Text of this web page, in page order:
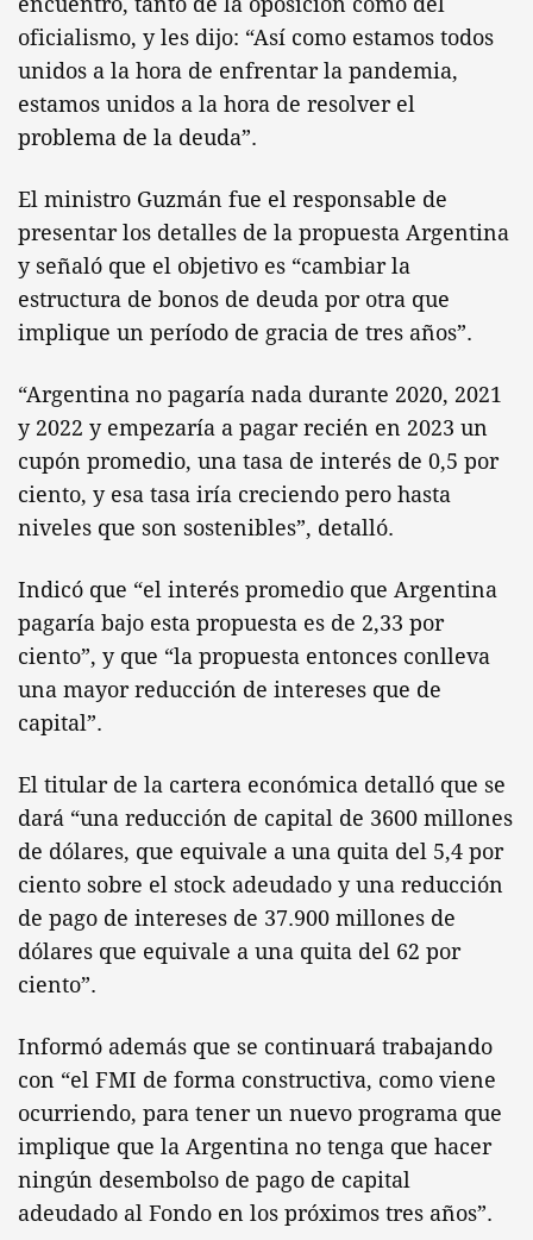
oficialismo, y les dijo: “Así como estamos todos
unidos a la hora de enfrentar la pandemia,
estamos unidos a la hora de resolver el
problema de la deuda”.
El ministro Guzmán fue el responsable de
presentar los detalles de la propuesta Argentina
y señaló que el objetivo es “cambiar la
estructura de bonos de deuda por otra que
implique un período de gracia de tres años”.
“Argentina no pagaría nada durante 2020, 2021
y 2022 y empezaría a pagar recién en 2023 un
cupón promedio, una tasa de interés de 0,5 por
ciento, y esa tasa iría creciendo pero hasta
niveles que son sostenibles”, detalló.
Indicó que “el interés promedio que Argentina
pagaría bajo esta propuesta es de 2,33 por
ciento”, y que “la propuesta entonces conlleva
una mayor reducción de intereses que de
capital”.
El titular de la cartera económica detalló que se
dará “una reducción de capital de 3600 millones
de dólares, que equivale a una quita del 5,4 por
ciento sobre el stock adeudado y una reducción
de pago de intereses de 37.900 millones de
dólares que equivale a una quita del 62 por
ciento”.
Informó además que se continuará trabajando
con “el FMI de forma constructiva, como viene
ocurriendo, para tener un nuevo programa que
implique que la Argentina no tenga que hacer
ningún desembolso de pago de capital
adeudado al Fondo en los próximos tres años”.